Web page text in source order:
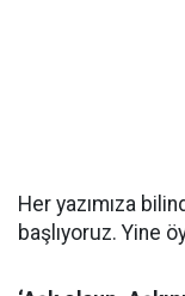
Her yazımıza
başlıyoruz. Yine